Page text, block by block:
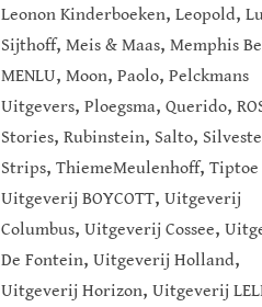
Leonon Kinderboeken, Leopold,
Sijthoff, Meis & Maas, Memphis
MENLU, Moon, Paolo, Pelckmans
Uitgevers, Ploegsma, Querido,
Stories, Rubinstein, Salto,
Strips, ThiemeMeulenhoff,
Uitgeverij BOYCOTT, Uitgeverij
Columbus, Uitgeverij Cossee,
De Fontein, Uitgeverij Holland,
Uitgeverij Horizon, Uitgeverij